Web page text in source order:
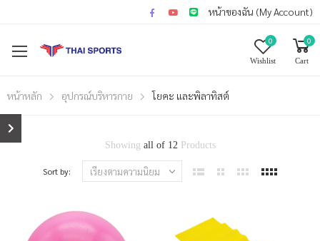
หน้าของฉัน (My Account)
0
Wishlist
0
Cart
หน้าหลัก อุปกรณ์บริหารกาย โยคะ และพิลาทิสต์
Showing all of 12Products
Sort by: